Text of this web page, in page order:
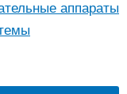
аппараты